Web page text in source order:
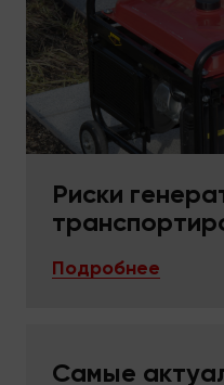
Риски
Подробнее
Самые